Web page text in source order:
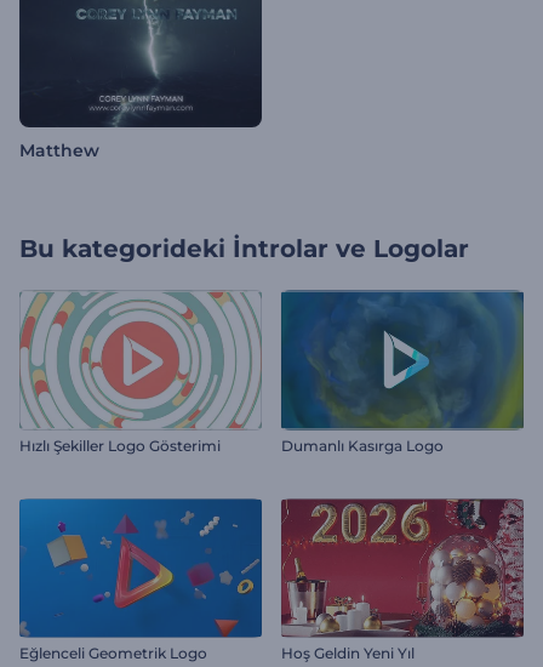
Matthew
Bu kategorideki İntrolar ve Logolar
Hızlı Şekiller Logo Gösterimi Dumanlı Kasırga Logo
Eğlenceli Geometrik Logo Hoş Geldin Yeni Yıl